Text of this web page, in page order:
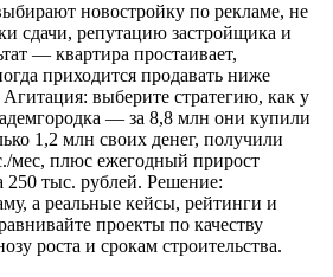
новостройку по рекламе, не
сдачи, репутацию застройщика и
— квартира простаивает,
приходится продавать ниже
выберите стратегию, как у
— за 8,8 млн они купили
1,2 млн своих денег, получили
мес, плюс ежегодный прирост
250 тыс. рублей. Решение:
а реальные кейсы, рейтинги и
проекты по качеству
роста и срокам строительства.